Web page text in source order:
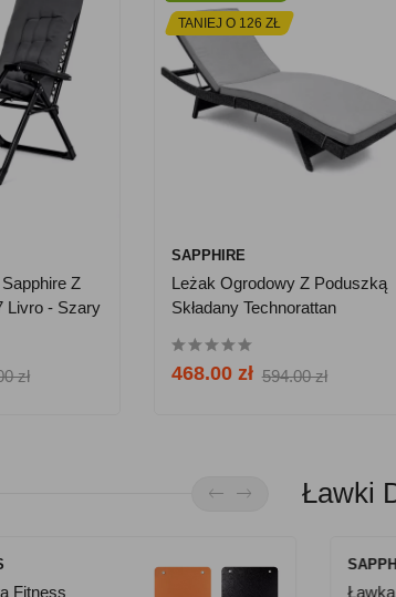
Z
Livro - Szary
zł
TANIEJ O 126 ZŁ
SAPPHIRE
Leżak Ogrodowy Z Poduszką
Składany Technorattan
468.00 zł 594.00 zł
TIGUAR
Mata Do
Ławki
XG-
SAPPHIRE
Ławka